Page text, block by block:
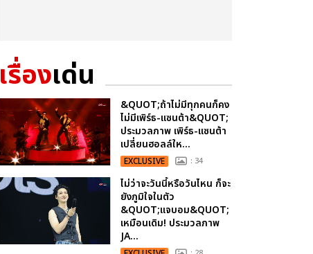
เรื่องเด่น
&QUOT;ถ้าไม่มีทุกคนก็คง
ไม่มีเพิร์ธ-แซนต้า&QUOT;
ประมวลภาพ เพิร์ธ-แซนต้า
เปลี่ยนฮอลล์ให...
EXCLUSIVE : 34
ไม่ว่าจะวันนี้หรือวันไหน ก็จะ
ยังภูมิใจในตัว
&QUOT;แจบอม&QUOT;
เหมือนเดิม! ประมวลภาพ
JA...